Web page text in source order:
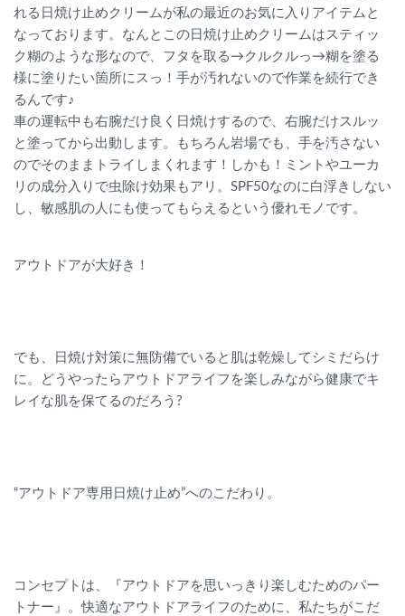
れる日焼け止めクリームが私の最近のお気に入りアイテムと
なっております。なんとこの日焼け止めクリームはスティッ
ク糊のような形なので、フタを取る→クルクルっ→糊を塗る
様に塗りたい箇所にスっ！手が汚れないので作業を続行でき
るんです♪
車の運転中も右腕だけ良く日焼けするので、右腕だけスルッ
と塗ってから出動します。もちろん岩場でも、手を汚さない
のでそのままトライしまくれます！しかも！ミントやユーカ
リの成分入りで虫除け効果もアリ。SPF50なのに白浮きしない
し、敏感肌の人にも使ってもらえるという優れモノです。
アウトドアが大好き！
でも、日焼け対策に無防備でいると肌は乾燥してシミだらけ
に。どうやったらアウトドアライフを楽しみながら健康でキ
レイな肌を保てるのだろう?
“アウトドア専用日焼け止め”へのこだわり。
コンセプトは、『アウトドアを思いっきり楽しむためのパー
トナー』。快適なアウトドアライフのために、私たちがこだ